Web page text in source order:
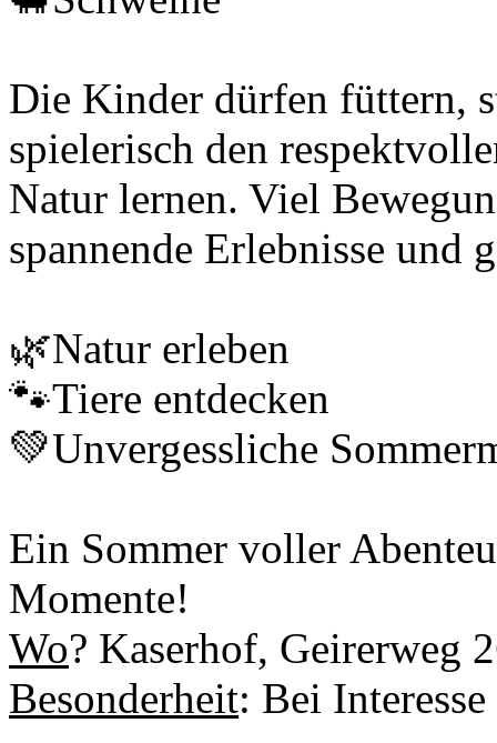
Die Kinder dürfen füttern,
spielerisch den
Natur lernen. Viel
spannende Erlebnisse und
🌿Natur erleben
🐾Tiere entdecken
💚Unvergessliche
Ein Sommer voller
Momente!
Wo? Kaserhof, Geirerweg
Besonderheit: Bei